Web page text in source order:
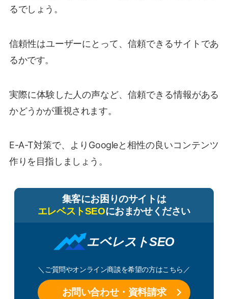
るでしょう。
信頼性はユーザーにとって、信頼できるサイトであ
るかです。
実際に体験した人の声など、信頼できる情報がある
かどうかが重視されます。
E-A-T対策で、よりGoogleと相性の良いコンテンツ
作りを目指しましょう。
集客にお困りのサイトは
エレベストSEOにおまかせください
エベレストSEO
＼ご質問やオンライン商談を希望の方はこちら／
お問い合わせ・資料請求